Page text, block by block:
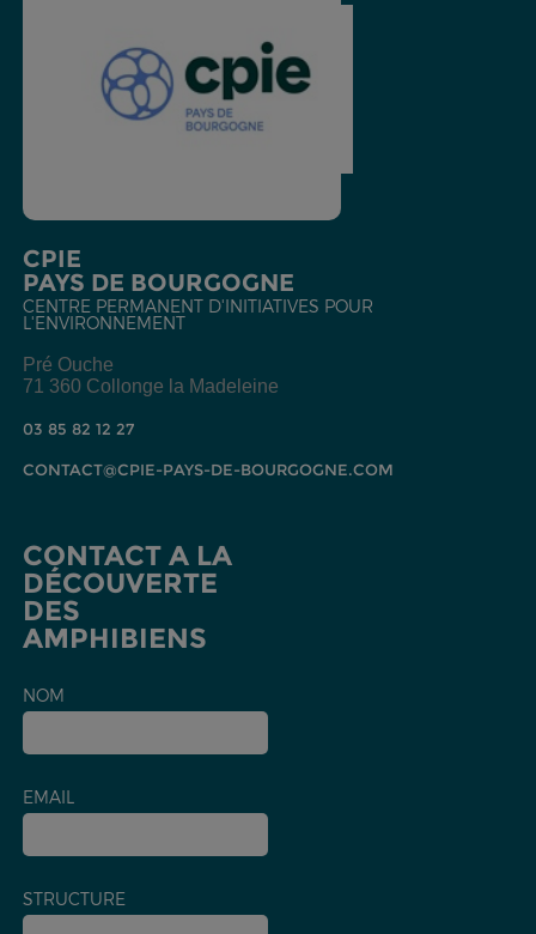
CPIE
PAYS DE BOURGOGNE
CENTRE PERMANENT D'INITIATIVES POUR
L'ENVIRONNEMENT
Pré Ouche
71 360 Collonge la Madeleine
03 85 82 12 27
CONTACT@CPIE-PAYS-DE-BOURGOGNE.COM
CONTACT A LA
DÉCOUVERTE
DES
AMPHIBIENS
NOM
EMAIL
STRUCTURE